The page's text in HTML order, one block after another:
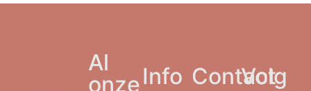
Al
onzeInfo Contact
Volg